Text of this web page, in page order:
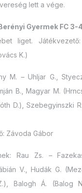
lett a vége.
Gyermek FC 3-
liget.
K.)
M. – Uhljar G.,
B., Magyar M.
D.), Szebegyinszki
Závoda Gábor
Rau Zs. –
V., Hudák G.
Balogh Á. (Balog